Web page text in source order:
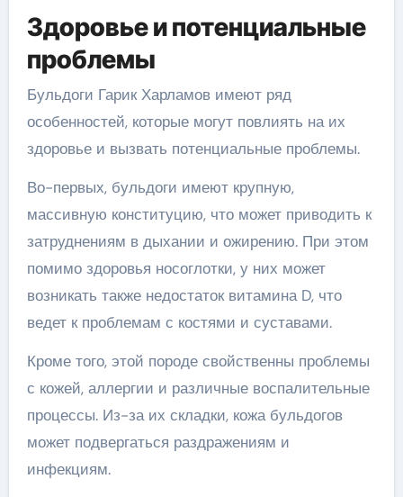
Здоровье и потенциальные
проблемы
Бульдоги Гарик Харламов имеют ряд
особенностей, которые могут повлиять на их
здоровье и вызвать потенциальные проблемы.
Во-первых, бульдоги имеют крупную,
массивную конституцию, что может приводить к
затруднениям в дыхании и ожирению. При этом
помимо здоровья носоглотки, у них может
возникать также недостаток витамина D, что
ведет к проблемам с костями и суставами.
Кроме того, этой породе свойственны проблемы
с кожей, аллергии и различные воспалительные
процессы. Из-за их складки, кожа бульдогов
может подвергаться раздражениям и
инфекциям.